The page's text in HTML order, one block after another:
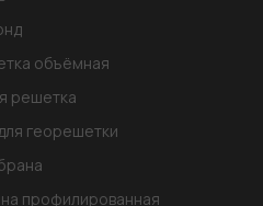
объёмная
решетка
георешетки
профилированная